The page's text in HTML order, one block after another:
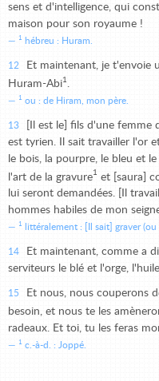
sens et d'intelligence, qui
maison pour son royaume !
1 hébreu : Huram.
12
Et maintenant, je t'envoie
Huram-Abi1
1 ou : de Hiram, mon père.
13
[Il est le] fils d'une femme
est tyrien. Il sait travailler l'or
le bois, la pourpre, le bleu et
l'art de la gravure1 et [saura]
lui seront demandées. [Il
hommes habiles de mon
1 littéralement : [Il sait] graver
14
Et maintenant, comme a
serviteurs le blé et l'orge,
15
Et nous, nous couperons
besoin, et nous te les
radeaux. Et toi, tu les feras
1 c.-à-d. : Joppé.